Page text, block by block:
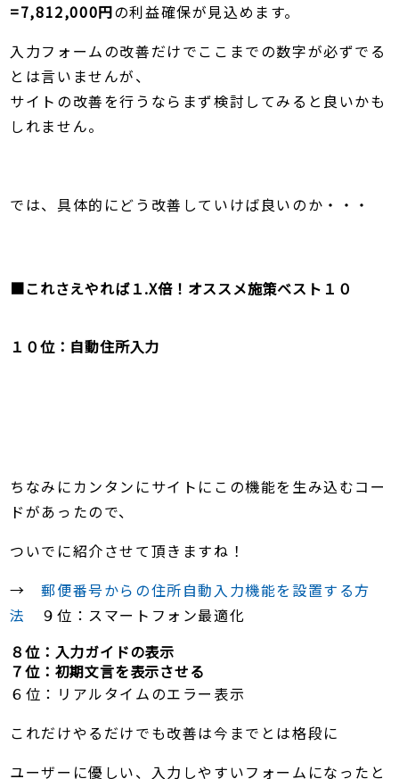
=7,812,000円の利益確保が見込めます。
入力フォームの改善だけでここまでの数字が必ずでる
とは言いませんが、
サイトの改善を行うならまず検討してみると良いかも
しれません。
では、具体的にどう改善していけば良いのか・・・
■これさえやれば１.X倍！オススメ施策ベスト１０
１０位：自動住所入力
ちなみにカンタンにサイトにこの機能を生み込むコー
ドがあったので、
ついでに紹介させて頂きますね！
→郵便番号からの住所自動入力機能を設置する方
法
９位：スマートフォン最適化
８位：入力ガイドの表示
７位：初期文言を表示させる
６位：リアルタイムのエラー表示
これだけやるだけでも改善は今までとは格段に
ユーザーに優しい、入力しやすいフォームになったと